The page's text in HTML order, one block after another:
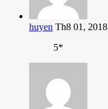
huyen Th8 01, 2018
5*